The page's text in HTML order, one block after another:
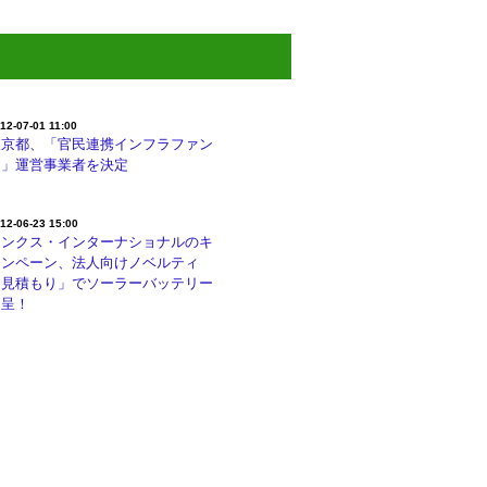
07-01 11:00
都、「官民連携インフラファン
」運営事業者を決定
06-23 15:00
ンクス・インターナショナルのキ
ンペーン、法人向けノベルティ
見積もり」でソーラーバッテリー
！